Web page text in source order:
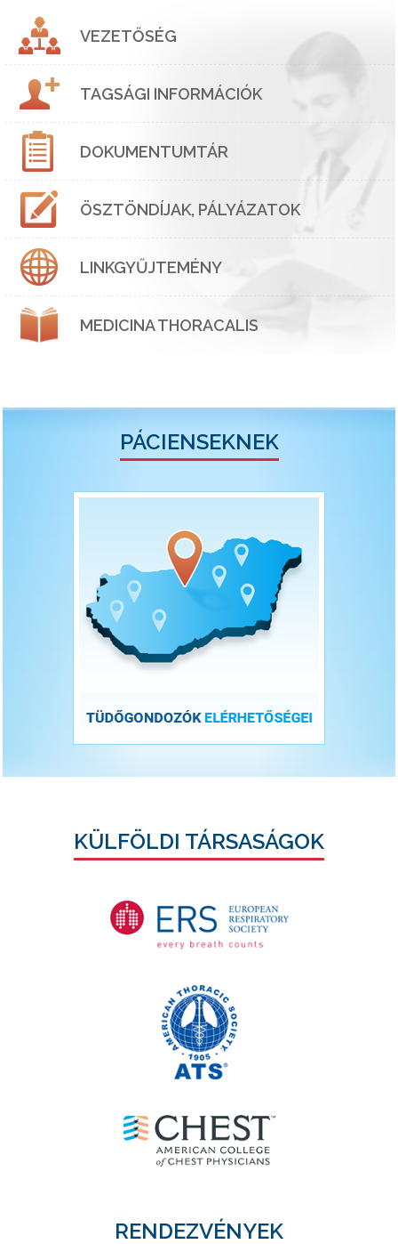
VEZETŐSÉG
TAGSÁGI INFORMÁCIÓK
DOKUMENTUMTÁR
ÖSZTÖNDÍJAK, PÁLYÁZATOK
LINKGYŰJTEMÉNY
MEDICINA THORACALIS
PÁCIENSEKNEK
KÜLFÖLDI TÁRSASÁGOK
RENDEZVÉNYEK